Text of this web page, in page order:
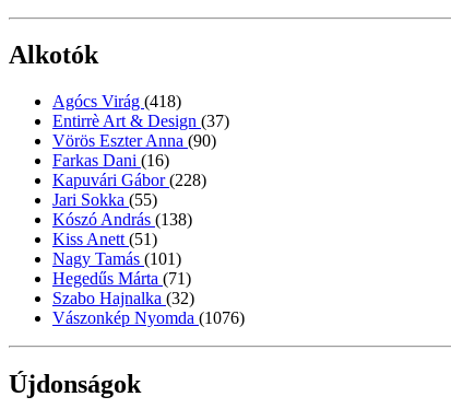
Alkotók
Agócs Virág (418)
Entirrè Art & Design (37)
Vörös Eszter Anna (90)
Farkas Dani (16)
Kapuvári Gábor(228)
Jari Sokka (55)
Kószó András (138)
Kiss Anett (51)
Nagy Tamás (101)
Hegedűs Márta (71)
Szabo Hajnalka (32)
Vászonkép Nyomda (1076)
Újdonságok